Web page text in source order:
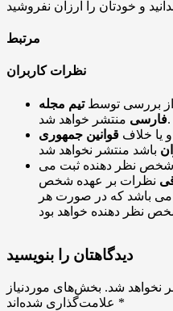
مرتبط
نظرات کاربران
از بررسی توسطتیم مجله
فارسیمنتشر خواهد شد.
یا خلاف قوانین جمهوری
شخص نظر دهنده ثبت می
نظرات بر عهده شخص
می باشد که در صورت هر
دیدگاهتان را بنویسید
نخواهد شد. بخش‌های موردنیاز
*